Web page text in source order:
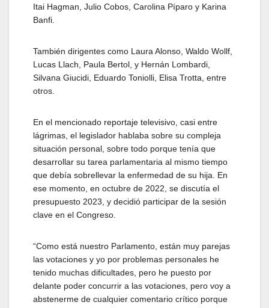
Itai Hagman, Julio Cobos, Carolina Píparo y Karina
Banfi.
También dirigentes como Laura Alonso, Waldo Wollf,
Lucas Llach, Paula Bertol, y Hernán Lombardi,
Silvana Giucidi, Eduardo Toniolli, Elisa Trotta, entre
otros.
En el mencionado reportaje televisivo, casi entre
lágrimas, el legislador hablaba sobre su compleja
situación personal, sobre todo porque tenía que
desarrollar su tarea parlamentaria al mismo tiempo
que debía sobrellevar la enfermedad de su hija. En
ese momento, en octubre de 2022, se discutía el
presupuesto 2023, y decidió participar de la sesión
clave en el Congreso.
“Como está nuestro Parlamento, están muy parejas
las votaciones y yo por problemas personales he
tenido muchas dificultades, pero he puesto por
delante poder concurrir a las votaciones, pero voy a
abstenerme de cualquier comentario crítico porque